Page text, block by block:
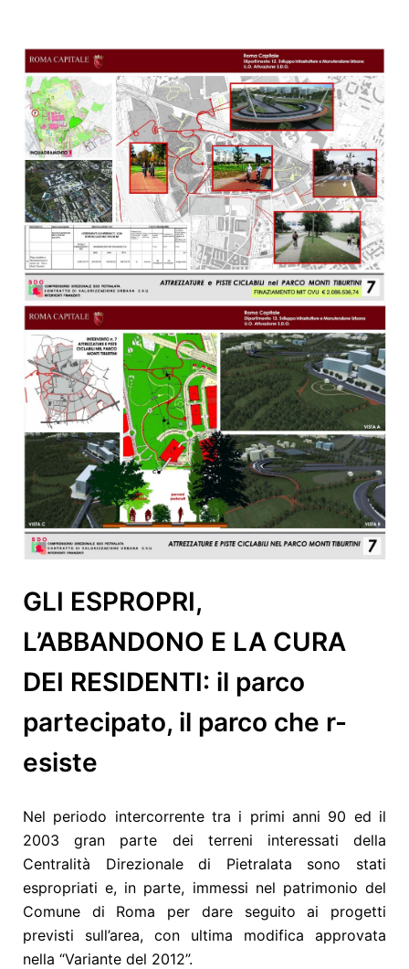
GLI ESPROPRI,
L’ABBANDONO E LA CURA
DEI RESIDENTI: il parco
partecipato, il parco che r-
esiste
Nel periodo intercorrente tra i primi anni 90 ed il
2003 gran parte dei terreni interessati della
Centralità Direzionale di Pietralata sono stati
espropriati e, in parte, immessi nel patrimonio del
Comune di Roma per dare seguito ai progetti
previsti sull’area, con ultima modifica approvata
nella “Variante del 2012”.